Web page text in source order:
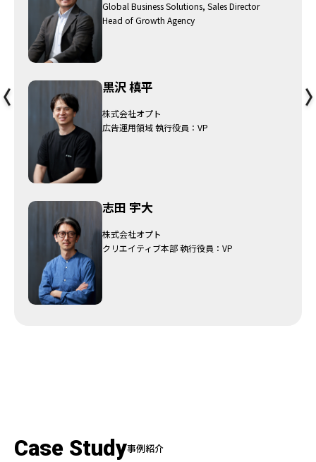
Global Business Solutions, Sales Director
Head of Growth Agency
黒沢 槙平
株式会社オプト
広告運用領域 執行役員：VP
志田 宇大
株式会社オプト
クリエイティブ本部 執行役員：VP
Case Study事例紹介